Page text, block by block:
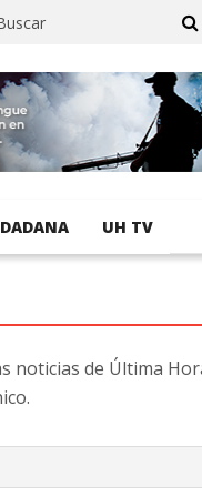
avance en obras de
UH TV
noticias de Última